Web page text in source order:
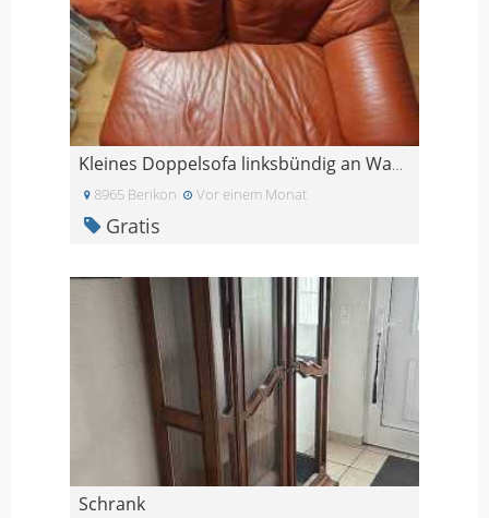
Kleines Doppelsofa linksbündig an Wand stellbar
8965 Berikon Vor einem Monat
Gratis
Schrank